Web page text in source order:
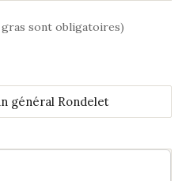
sont obligatoires)